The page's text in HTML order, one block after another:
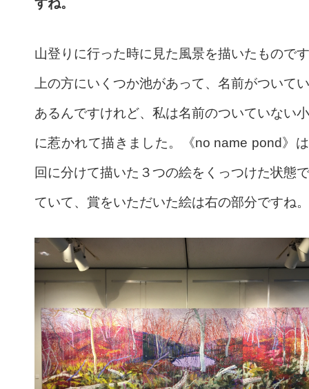
すね。
山登りに行った時に見た風景を描いたもので
上の方にいくつか池があって、名前がついて
あるんですけれど、私は名前のついていない
に惹かれて描きました。《no name pond》
回に分けて描いた３つの絵をくっつけた状態
ていて、賞をいただいた絵は右の部分ですね。